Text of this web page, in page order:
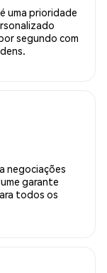
uma prioridade
segundo com
negociações
garante
todos os